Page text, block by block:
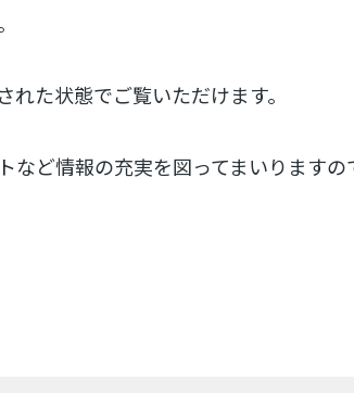
た状態でご覧いただけます。
など情報の充実を図ってまいりますの